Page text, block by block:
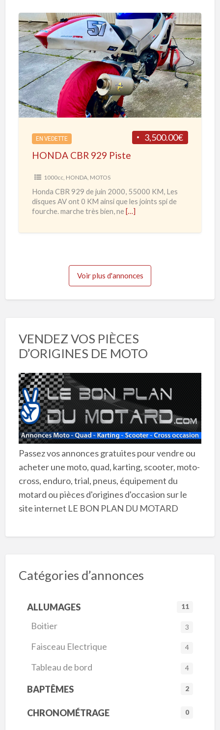
R
1
0
0
0
R
R
d
2
H
O
N
D
A
C
B
e
EN VEDETTE 3,500.00€
HONDA CBR 929 Piste
1000cc, HONDA, MOTOS
Honda CBR 929 de juin 2000, 55000 KM, Les
disques AV ont 0 KM ainsi que les joints spi de
fourche. marche très bien, ne […]
Voir plus d'annonces
VENDEZ VOS PIÈCES
D’ORIGINES DE MOTO
Passez vos annonces gratuites pour vendre ou
acheter une moto, quad, karting, scooter, moto-
cross, enduro, trial, pneus, équipement du
motard ou pièces d'origines d'occasion sur le
site internet LE BON PLAN DU MOTARD
Catégories d’annonces
ALLUMAGES 11
Boitier 3
Faisceau Electrique 4
Tableau de bord 4
BAPTÊMES 2
CHRONOMÉTRAGE 0